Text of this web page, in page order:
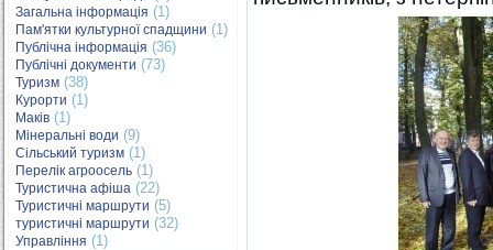
Загальна інформація (1)
Пам'ятки культурної спадщини (1)
Публічна інформація (36)
Публічні документи (73)
Туризм (38)
Курорти (1)
Маків (1)
Мінеральні води (9)
Сільський туризм (1)
Перелік агроосель (1)
Туристична афіша (22)
Туристичні маршрути (5)
туристичні маршрути (32)
Управління (1)